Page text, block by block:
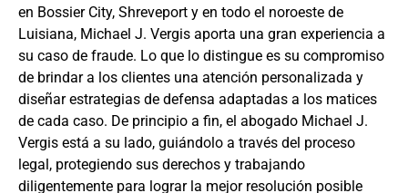
en Bossier City, Shreveport y en todo el noroeste de
Luisiana, Michael J. Vergis aporta una gran experiencia a
su caso de fraude. Lo que lo distingue es su compromiso
de brindar a los clientes una atención personalizada y
diseñar estrategias de defensa adaptadas a los matices
de cada caso. De principio a fin, el abogado Michael J.
Vergis está a su lado, guiándolo a través del proceso
legal, protegiendo sus derechos y trabajando
diligentemente para lograr la mejor resolución posible